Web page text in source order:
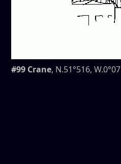
#99 Crane, N.51°516, W.0°07